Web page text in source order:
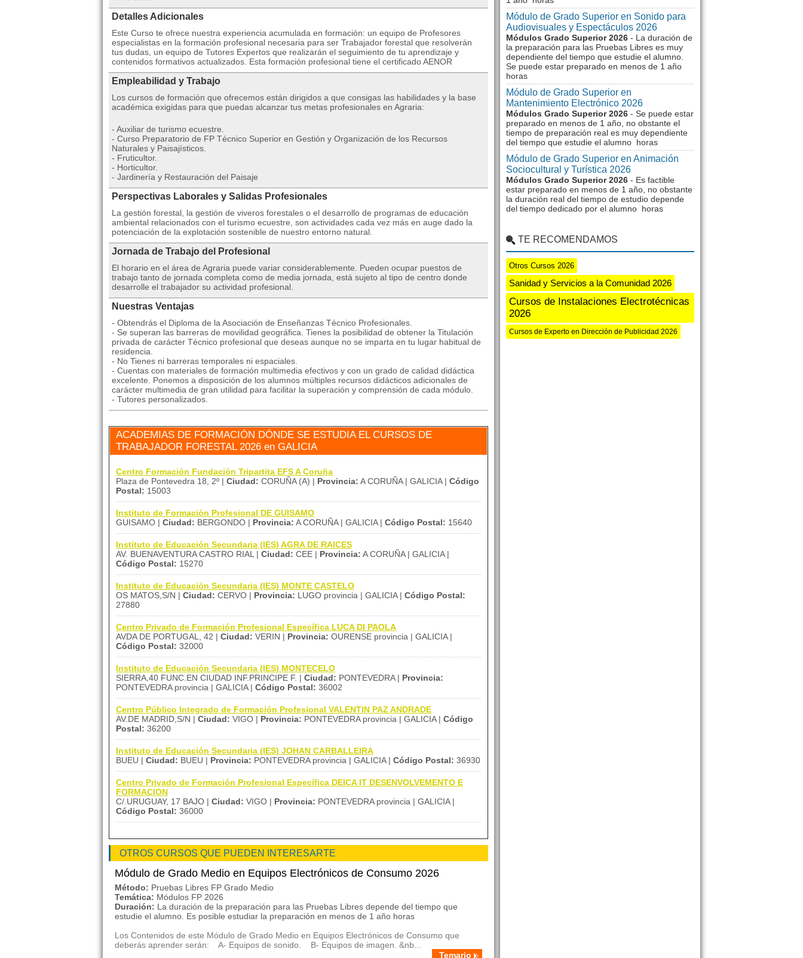
Detalles Adicionales
Este Curso te ofrece nuestra experiencia acumulada en formación: un equipo de Profesores
especialistas en la formación profesional necesaria para ser Trabajador forestal que resolverán
tus dudas, un equipo de Tutores Expertos que realizarán el seguimiento de tu aprendizaje y
contenidos formativos actualizados. Esta formación profesional tiene el certificado AENOR
Empleabilidad y Trabajo
Los cursos de formación que ofrecemos están dirigidos a que consigas las habilidades y la base
académica exigidas para que puedas alcanzar tus metas profesionales en Agraria:
- Auxiliar de turismo ecuestre.
- Curso Preparatorio de FP Técnico Superior en Gestión y Organización de los Recursos
Naturales y Paisajísticos.
- Fruticultor.
- Horticultor.
- Jardinería y Restauración del Paisaje
Perspectivas Laborales y Salidas Profesionales
La gestión forestal, la gestión de viveros forestales o el desarrollo de programas de educación
ambiental relacionados con el turismo ecuestre, son actividades cada vez más en auge dado la
potenciación de la explotación sostenible de nuestro entorno natural.
Jornada de Trabajo del Profesional
El horario en el área de Agraria puede variar considerablemente. Pueden ocupar puestos de
trabajo tanto de jornada completa como de media jornada, está sujeto al tipo de centro donde
desarrolle el trabajador su actividad profesional.
Nuestras Ventajas
- Obtendrás el Diploma de la Asociación de Enseñanzas Técnico Profesionales.
- Se superan las barreras de movilidad geográfica. Tienes la posibilidad de obtener la Titulación
privada de carácter Técnico profesional que deseas aunque no se imparta en tu lugar habitual de
residencia.
- No Tienes ni barreras temporales ni espaciales.
- Cuentas con materiales de formación multimedia efectivos y con un grado de calidad didáctica
excelente. Ponemos a disposición de los alumnos múltiples recursos didácticos adicionales de
carácter multimedia de gran utilidad para facilitar la superación y comprensión de cada módulo.
- Tutores personalizados.
ACADEMIAS DE FORMACIÓN DÓNDE SE ESTUDIA EL CURSOS DE
TRABAJADOR FORESTAL 2026 en GALICIA
Centro Formación Fundación Tripartita EFS A Coruña
Plaza de Pontevedra 18, 2º | Ciudad: CORUÑA (A) | Provincia: A CORUÑA | GALICIA | Código
Postal: 15003
Instituto de Formación Profesional DE GUISAMO
GUISAMO | Ciudad: BERGONDO | Provincia: A CORUÑA | GALICIA | Código Postal: 15640
Instituto de Educación Secundaria (IES) AGRA DE RAICES
AV. BUENAVENTURA CASTRO RIAL | Ciudad: CEE | Provincia: A CORUÑA | GALICIA |
Código Postal: 15270
Instituto de Educación Secundaria (IES) MONTE CASTELO
OS MATOS,S/N | Ciudad: CERVO | Provincia: LUGO provincia | GALICIA | Código Postal:
27880
Centro Privado de Formación Profesional Específica LUCA DI PAOLA
AVDA DE PORTUGAL, 42 | Ciudad: VERIN | Provincia: OURENSE provincia | GALICIA |
Código Postal: 32000
Instituto de Educación Secundaria (IES) MONTECELO
SIERRA,40 FUNC.EN CIUDAD INF.PRINCIPE F. | Ciudad: PONTEVEDRA | Provincia:
PONTEVEDRA provincia | GALICIA | Código Postal: 36002
Centro Público Integrado de Formación Profesional VALENTIN PAZ ANDRADE
AV.DE MADRID,S/N | Ciudad: VIGO | Provincia: PONTEVEDRA provincia | GALICIA | Código
Postal: 36200
Instituto de Educación Secundaria (IES) JOHAN CARBALLEIRA
BUEU | Ciudad: BUEU | Provincia: PONTEVEDRA provincia | GALICIA | Código Postal: 36930
Centro Privado de Formación Profesional Específica DEICA IT DESENVOLVEMENTO E
FORMACION
C/.URUGUAY, 17 BAJO | Ciudad: VIGO | Provincia: PONTEVEDRA provincia | GALICIA |
Código Postal: 36000
OTROS CURSOS QUE PUEDEN INTERESARTE
Módulo de Grado Medio en Equipos Electrónicos de Consumo 2026
Método: Pruebas Libres FP Grado Medio
Temática: Módulos FP 2026
Duración: La duración de la preparación para las Pruebas Libres depende del tiempo que
estudie el alumno. Es posible estudiar la preparación en menos de 1 año horas
Los Contenidos de este Módulo de Grado Medio en Equipos Electrónicos de Consumo que
deberás aprender serán: A- Equipos de sonido. B- Equipos de imagen. &nb...
Temario
Módulo de Grado Superior en Sonido para
Audiovisuales y Espectáculos 2026
Módulos Grado Superior 2026 - La duración de
la preparación para las Pruebas Libres es muy
dependiente del tiempo que estudie el alumno.
Se puede estar preparado en menos de 1 año
horas
Módulo de Grado Superior en
Mantenimiento Electrónico 2026
Módulos Grado Superior 2026 - Se puede estar
preparado en menos de 1 año, no obstante el
tiempo de preparación real es muy dependiente
del tiempo que estudie el alumno horas
Módulo de Grado Superior en Animación
Sociocultural y Turística 2026
Módulos Grado Superior 2026 - Es factible
estar preparado en menos de 1 año, no obstante
la duración real del tiempo de estudio depende
del tiempo dedicado por el alumno horas
TE RECOMENDAMOS
Otros Cursos 2026
Sanidad y Servicios a la Comunidad 2026
Cursos de Instalaciones Electrotécnicas
2026
Cursos de Experto en Dirección de Publicidad 2026